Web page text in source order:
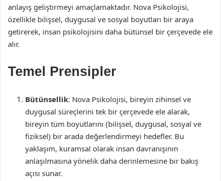
anlayış geliştirmeyi amaçlamaktadır. Nova Psikolojisi,
özellikle bilişsel, duygusal ve sosyal boyutları bir araya
getirerek, insan psikolojisini daha bütünsel bir çerçevede ele
alır.
Temel Prensipler
Bütünsellik: Nova Psikolojisi, bireyin zihinsel ve
duygusal süreçlerini tek bir çerçevede ele alarak,
bireyin tüm boyutlarını (bilişsel, duygusal, sosyal ve
fiziksel) bir arada değerlendirmeyi hedefler. Bu
yaklaşım, kuramsal olarak insan davranışının
anlaşılmasına yönelik daha derinlemesine bir bakış
açısı sunar.